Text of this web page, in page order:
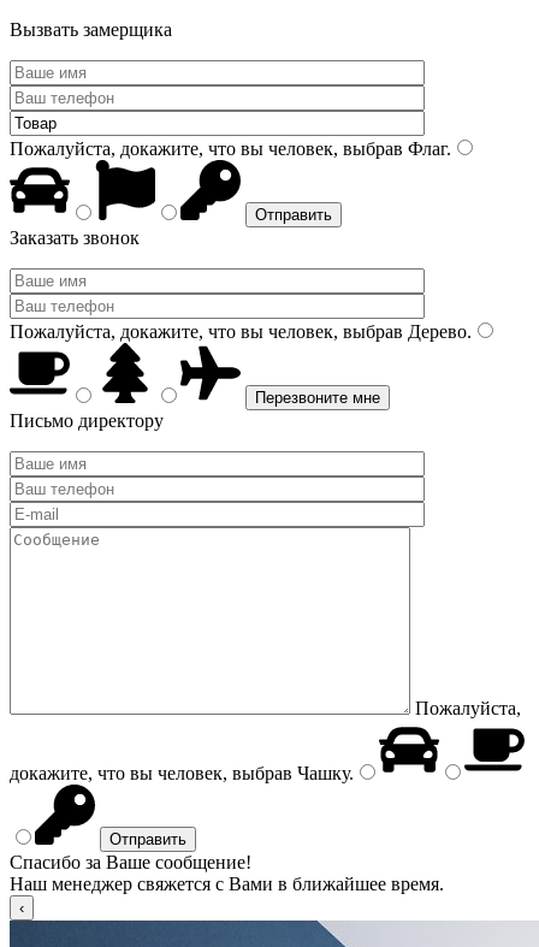
Вызвать замерщика
Пожалуйста, докажите, что вы человек, выбрав Флаг.
Заказать звонок
Пожалуйста, докажите, что вы человек, выбрав Дерево.
Письмо директору
Пожалуйста,
докажите, что вы человек, выбрав Чашку.
Спасибо за Ваше сообщение!
Наш менеджер свяжется с Вами в ближайшее время.